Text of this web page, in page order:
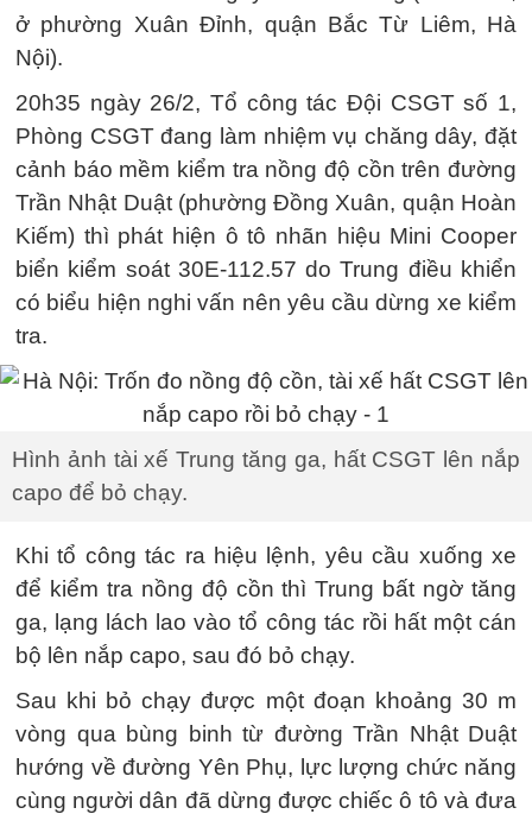
ở phường Xuân Đỉnh, quận Bắc Từ Liêm, Hà
Nội).
20h35 ngày 26/2, Tổ công tác Đội CSGT số 1,
Phòng CSGT đang làm nhiệm vụ chăng dây, đặt
cảnh báo mềm kiểm tra nồng độ cồn trên đường
Trần Nhật Duật (phường Đồng Xuân, quận Hoàn
Kiếm) thì phát hiện ô tô nhãn hiệu Mini Cooper
biển kiểm soát 30E-112.57 do Trung điều khiển
có biểu hiện nghi vấn nên yêu cầu dừng xe kiểm
tra.
Hình ảnh tài xế Trung tăng ga, hất CSGT lên nắp
capo để bỏ chạy.
Khi tổ công tác ra hiệu lệnh, yêu cầu xuống xe
để kiểm tra nồng độ cồn thì Trung bất ngờ tăng
ga, lạng lách lao vào tổ công tác rồi hất một cán
bộ lên nắp capo, sau đó bỏ chạy.
Sau khi bỏ chạy được một đoạn khoảng 30 m
vòng qua bùng binh từ đường Trần Nhật Duật
hướng về đường Yên Phụ, lực lượng chức năng
cùng người dân đã dừng được chiếc ô tô và đưa